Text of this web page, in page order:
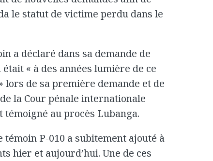
le statut de victime perdu dans le
a déclaré dans sa demande de
« à des années lumière de ce
lors de sa première demande et de
la Cour pénale internationale
témoigné au procès Lubanga.
P-010 a subitement ajouté à
hier et aujourd’hui. Une de ces